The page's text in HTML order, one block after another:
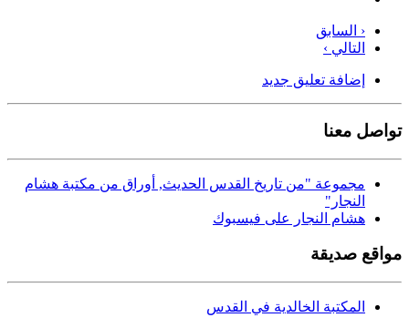
‹ السابق
التالي ›
إضافة تعليق جديد
تواصل معنا
مجموعة "من تاريخ القدس الحديث, أوراق من مكتبة هشام
النجار"
هشام النجار على فيسبوك
مواقع صديقة
المكتبة الخالدية في القدس